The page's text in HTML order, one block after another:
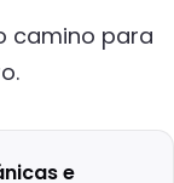
camino para
e